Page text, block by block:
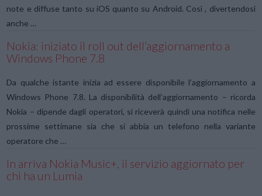
note e diffuse tanto su iOS quanto su Android. Così , divertendosi
anche …
Nokia: iniziato il roll out dell’aggiornamento a
Windows Phone 7.8
Da qualche istante inizia ad essere disponibile l’aggiornamento a
Windows Phone 7.8. La disponibilità dell’aggiornamento – ricorda
Nokia – dipende dagli operatori, si riceverà quindi una notifica nelle
prossime settimane sia che si abbia un telefono nella variante
operatore che …
In arriva Nokia Music+, il servizio aggiornato per
chi ha un Lumia